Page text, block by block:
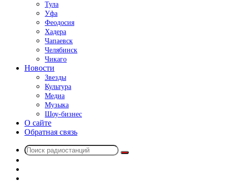
Тула
Уфа
Феодосия
Хадера
Чапаевск
Челябинск
Чикаго
Новости
Звезды
Культура
Медиа
Музыка
Шоу-бизнес
О сайте
Обратная связь
Поиск